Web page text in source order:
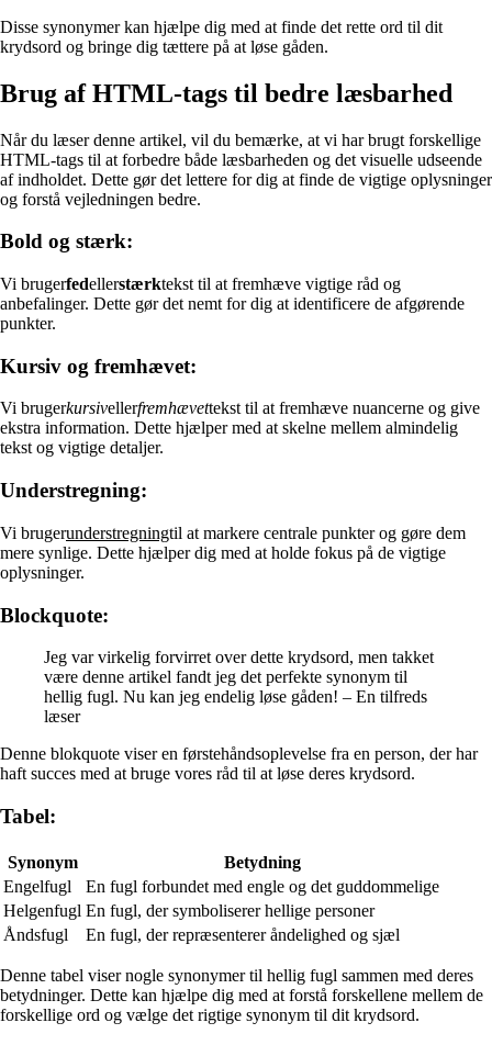
Disse synonymer kan hjælpe dig med at finde det rette ord til dit
krydsord og bringe dig tættere på at løse gåden.
Brug af HTML-tags til bedre læsbarhed
Når du læser denne artikel, vil du bemærke, at vi har brugt forskellige
HTML-tags til at forbedre både læsbarheden og det visuelle udseende
af indholdet. Dette gør det lettere for dig at finde de vigtige oplysninger
og forstå vejledningen bedre.
Bold og stærk:
Vi brugerfedellerstærktekst til at fremhæve vigtige råd og
anbefalinger. Dette gør det nemt for dig at identificere de afgørende
punkter.
Kursiv og fremhævet:
Vi brugerkursivellerfremhævettekst til at fremhæve nuancerne og give
ekstra information. Dette hjælper med at skelne mellem almindelig
tekst og vigtige detaljer.
Understregning:
Vi brugerunderstregningtil at markere centrale punkter og gøre dem
mere synlige. Dette hjælper dig med at holde fokus på de vigtige
oplysninger.
Blockquote:
Jeg var virkelig forvirret over dette krydsord, men takket
være denne artikel fandt jeg det perfekte synonym til
hellig fugl. Nu kan jeg endelig løse gåden! – En tilfreds
læser
Denne blokquote viser en førstehåndsoplevelse fra en person, der har
haft succes med at bruge vores råd til at løse deres krydsord.
Tabel:
Synonym
Betydning
Engelfugl
En fugl forbundet med engle og det guddommelige
Helgenfugl En fugl, der symboliserer hellige personer
Åndsfugl
En fugl, der repræsenterer åndelighed og sjæl
Denne tabel viser nogle synonymer til hellig fugl sammen med deres
betydninger. Dette kan hjælpe dig med at forstå forskellene mellem de
forskellige ord og vælge det rigtige synonym til dit krydsord.